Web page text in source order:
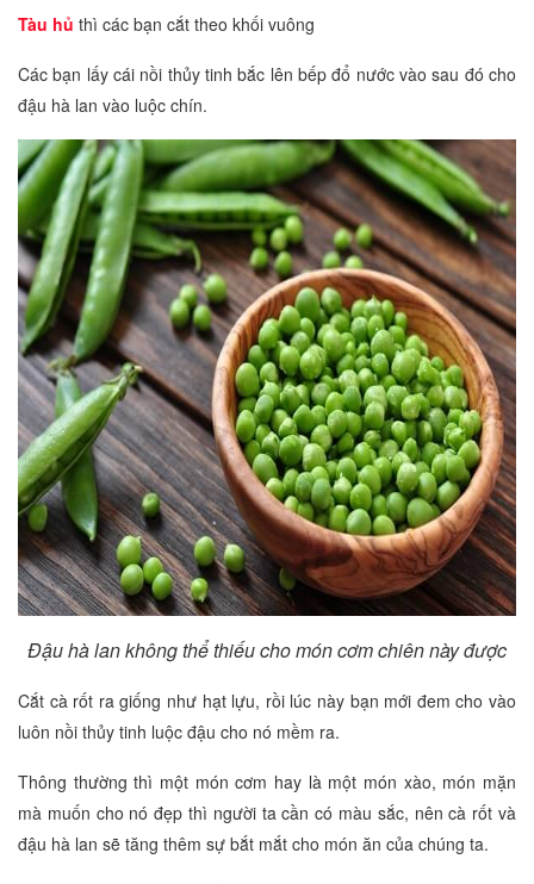
Tàu hủ thì các bạn cắt theo khối vuông
Các bạn lấy cái nồi thủy tinh bắc lên bếp đổ nước vào sau đó cho
đậu hà lan vào luộc chín.
Đậu hà lan không thể thiếu cho món cơm chiên này được
Cắt cà rốt ra giống như hạt lựu, rồi lúc này bạn mới đem cho vào
luôn nồi thủy tinh luộc đậu cho nó mềm ra.
Thông thường thì một món cơm hay là một món xào, món mặn
mà muốn cho nó đẹp thì người ta cần có màu sắc, nên cà rốt và
đậu hà lan sẽ tăng thêm sự bắt mắt cho món ăn của chúng ta.